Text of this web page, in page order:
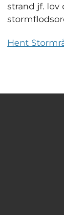
strand jf. lov
Hent